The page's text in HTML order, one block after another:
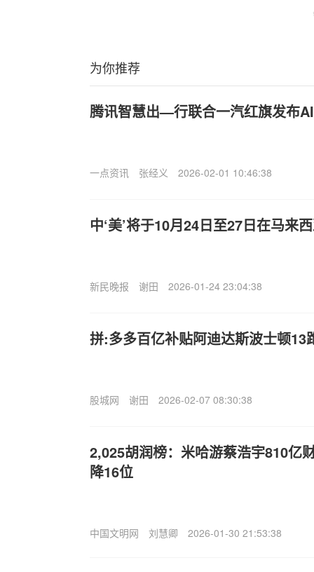
为你推荐
腾讯智慧出—行联合一汽红旗发布
一点资讯 张经义 2026-02-01 10:46:38
中‘美’将于10月24日至27日在马来
新民晚报 谢田 2026-01-24 23:04:38
拼:多多百亿补贴阿迪达斯波士顿13
股城网 谢田 2026-02-07 08:30:38
2,025胡润榜：米哈游蔡浩宇810亿
降16位
中国文明网 刘慧卿 2026-01-30 21:53:38